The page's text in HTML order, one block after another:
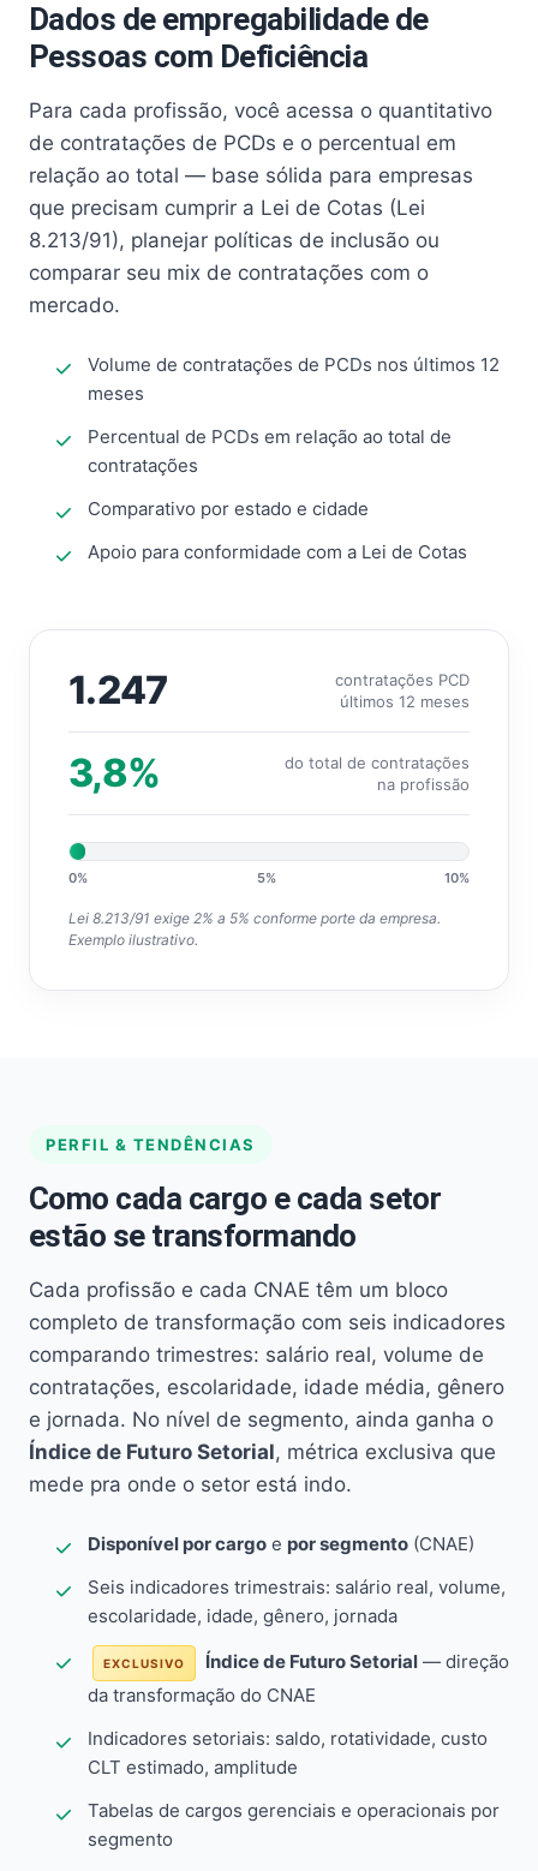
Dados de empregabilidade de
Pessoas com Deficiência
Para cada profissão, você acessa o quantitativo
de contratações de PCDs e o percentual em
relação ao total — base sólida para empresas
que precisam cumprir a Lei de Cotas (Lei
8.213/91), planejar políticas de inclusão ou
comparar seu mix de contratações com o
mercado.
Volume de contratações de PCDs nos últimos 12
meses
Percentual de PCDs em relação ao total de
contratações
Comparativo por estado e cidade
Apoio para conformidade com a Lei de Cotas
1.247
contratações PCD
últimos 12 meses
3,8%
do total de contratações
na profissão
0% 5% 10%
Lei 8.213/91 exige 2% a 5% conforme porte da empresa.
Exemplo ilustrativo.
PERFIL & TENDÊNCIAS
Como cada cargo e cada setor
estão se transformando
Cada profissão e cada CNAE têm um bloco
completo de transformação com seis indicadores
comparando trimestres: salário real, volume de
contratações, escolaridade, idade média, gênero
e jornada. No nível de segmento, ainda ganha o
Índice de Futuro Setorial, métrica exclusiva que
mede pra onde o setor está indo.
Disponível por cargo e por segmento (CNAE)
Seis indicadores trimestrais: salário real, volume,
escolaridade, idade, gênero, jornada
EXCLUSIVO Índice de Futuro Setorial — direção
da transformação do CNAE
Indicadores setoriais: saldo, rotatividade, custo
CLT estimado, amplitude
Tabelas de cargos gerenciais e operacionais por
segmento